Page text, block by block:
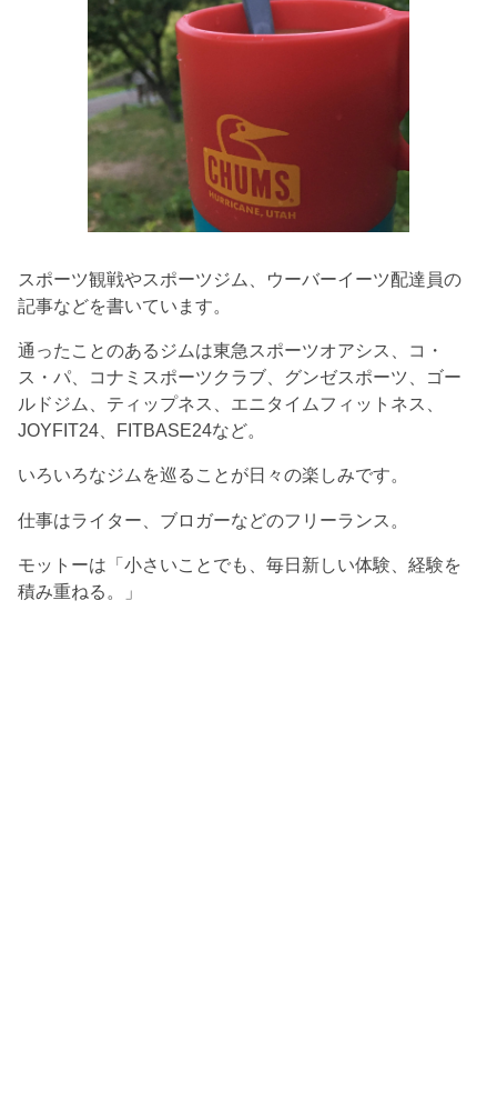
スポーツ観戦やスポーツジム、ウーバーイーツ配達員の
記事などを書いています。
通ったことのあるジムは東急スポーツオアシス、コ・
ス・パ、コナミスポーツクラブ、グンゼスポーツ、ゴー
ルドジム、ティップネス、エニタイムフィットネス、
JOYFIT24、FITBASE24など。
いろいろなジムを巡ることが日々の楽しみです。
仕事はライター、ブロガーなどのフリーランス。
モットーは「小さいことでも、毎日新しい体験、経験を
積み重ねる。」